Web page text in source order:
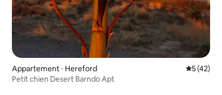
Appartement ⋅ Hereford
5 (42)
Petit chien Desert Barndo Apt